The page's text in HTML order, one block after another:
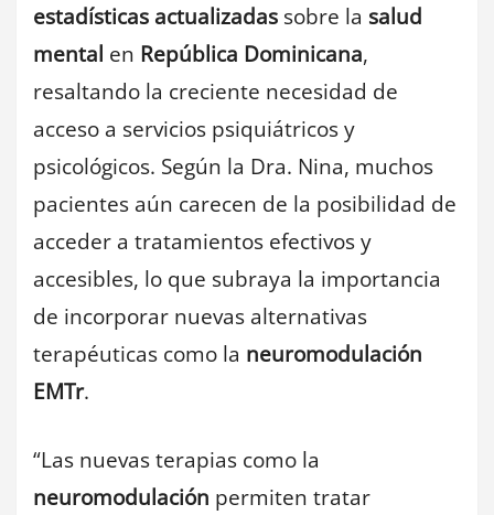
estadísticas actualizadas sobre la salud
mental en República Dominicana,
resaltando la creciente necesidad de
acceso a servicios psiquiátricos y
psicológicos. Según la Dra. Nina, muchos
pacientes aún carecen de la posibilidad de
acceder a tratamientos efectivos y
accesibles, lo que subraya la importancia
de incorporar nuevas alternativas
terapéuticas como la neuromodulación
EMTr.
“Las nuevas terapias como la
neuromodulación permiten tratar